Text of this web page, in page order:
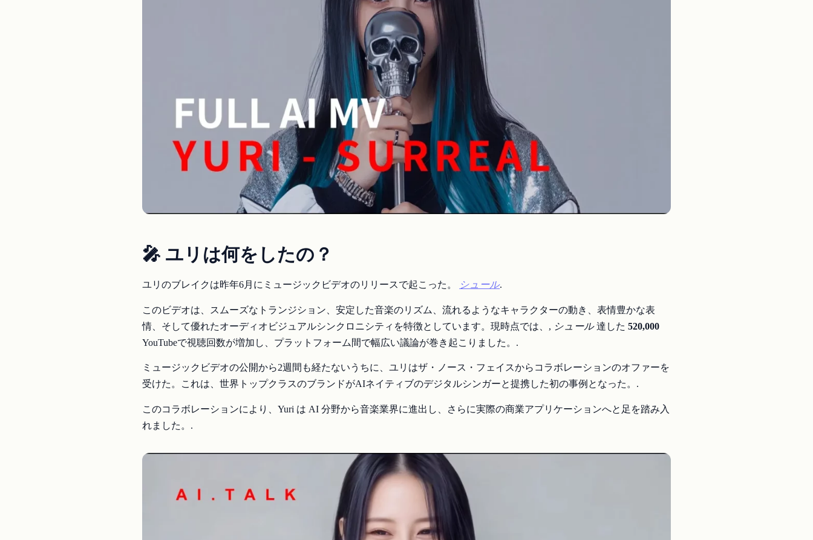
🎤 ユリは何をしたの？
ユリのブレイクは昨年6月にミュージックビデオのリリースで起こった。 シュール.
このビデオは、スムーズなトランジション、安定した音楽のリズム、流れるようなキャラクターの動き、表情豊かな表
情、そして優れたオーディオビジュアルシンクロニシティを特徴としています。現時点では、, シュール達した520,000
YouTubeで視聴回数が増加し、プラットフォーム間で幅広い議論が巻き起こりました。.
ミュージックビデオの公開から2週間も経たないうちに、ユリはザ・ノース・フェイスからコラボレーションのオファーを
受けた。これは、世界トップクラスのブランドがAIネイティブのデジタルシンガーと提携した初の事例となった。.
このコラボレーションにより、Yuri は AI 分野から音楽業界に進出し、さらに実際の商業アプリケーションへと足を踏み入
れました。.